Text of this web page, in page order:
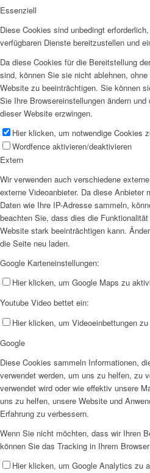
Essenziell
Diese Cookies sind unbedingt
verfügbaren Dienste bereitzustellen und
Da diese Cookies für die Bereitstellung
sind, können Sie sie nicht ablehnen,
Website zu beeinträchtigen. Sie können
Sie Ihre Browsereinstellungen ändern
dieser Website erzwingen.
Hier klicken, um notwendige Cookies
Wordfence aktivieren/deaktivieren
Extern
Wir verwenden auch verschiedene
externe Videoanbieter. Da diese Anbieter
Daten wie Ihre IP-Adresse sammeln,
beachten Sie, dass dies die
Website stark beeinträchtigen kann.
die Seite neu laden.
Google Karteneinstellungen:
Hier klicken, um Google Maps zu
Youtube Video bettet ein:
Hier klicken, um Videoeinbettungen
Google
Diese Cookies sammeln Informationen,
verwendet werden, um uns zu helfen, zu
verwendet wird oder wie effektiv unsere
uns zu helfen, unsere Website und
Erfahrung zu verbessern.
Wenn Sie nicht möchten, dass wir Ihren
können Sie das Tracking in Ihrem
Hier klicken, um Google Analytics zu